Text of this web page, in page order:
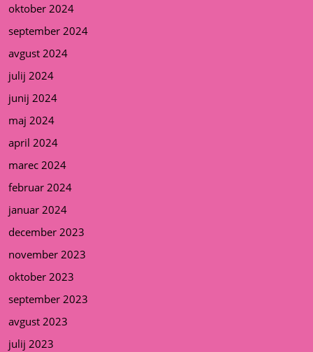
oktober 2024
september 2024
avgust 2024
julij 2024
junij 2024
maj 2024
april 2024
marec 2024
februar 2024
januar 2024
december 2023
november 2023
oktober 2023
september 2023
avgust 2023
julij 2023